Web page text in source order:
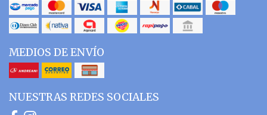
MEDIOS DE ENVÍO
NUESTRAS REDES SOCIALES